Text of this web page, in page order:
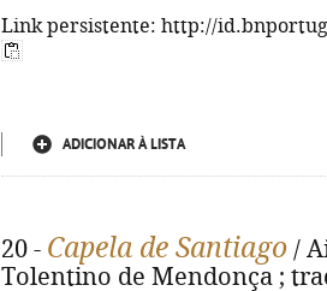
Link persistente: http://
ADICIONAR À LISTA
20 - Capela de Santiago /
Tolentino de Mendonça ;